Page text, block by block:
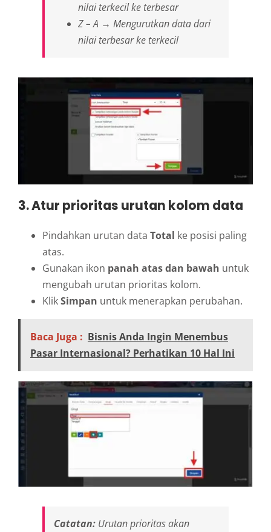
nilai terkecil ke terbesar
Z – A → Mengurutkan data dari
nilai terbesar ke terkecil
3. Atur prioritas urutan kolom data
Pindahkan urutan data Total ke posisi paling
atas.
Gunakan ikon panah atas dan bawah untuk
mengubah urutan prioritas kolom.
KlikSimpan untuk menerapkan perubahan.
Baca Juga : Bisnis Anda Ingin Menembus
Pasar Internasional? Perhatikan 10 Hal Ini
Catatan: Urutan prioritas akan